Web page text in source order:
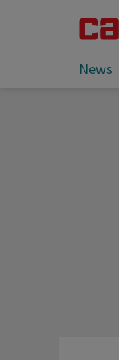
News
Sie lesen: